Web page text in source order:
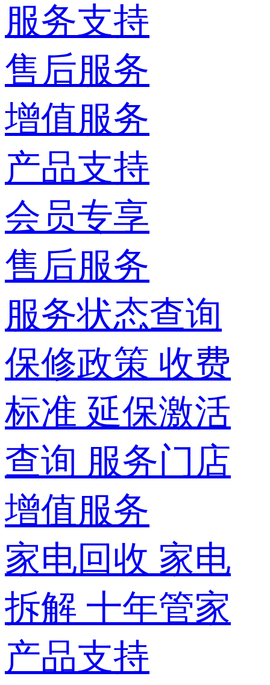
服务支持
售后服务
增值服务
产品支持
会员专享
售后服务
服务状态查询
保修政策 收费
标准 延保激活
查询 服务门店
增值服务
家电回收 家电
拆解 十年管家
产品支持